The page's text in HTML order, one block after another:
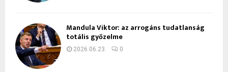
Mandula Viktor: az arrogáns tudatlanság
totális győzelme
2026.06.23. 0